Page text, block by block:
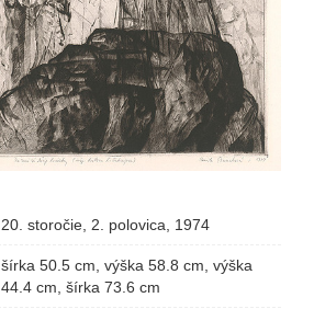
20. storočie, 2. polovica, 1974
šírka 50.5 cm, výška 58.8 cm, výška
44.4 cm, šírka 73.6 cm